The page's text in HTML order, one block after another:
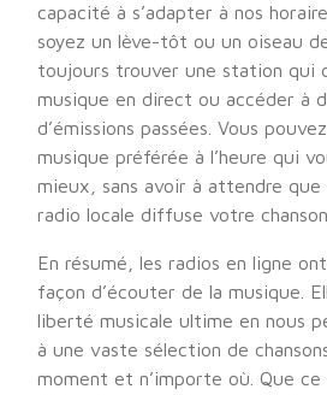
capacité à s’adapter à nos
soyez un lève-tôt ou un oiseau
toujours trouver une station qui
musique en direct ou accéder à
d’émissions passées. Vous
musique préférée à l’heure qui
mieux, sans avoir à attendre
radio locale diffuse votre
En résumé, les radios en ligne
façon d’écouter de la musique.
liberté musicale ultime en nous
à une vaste sélection de
moment et n’importe où. Que